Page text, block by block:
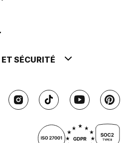
SÉCURITÉ